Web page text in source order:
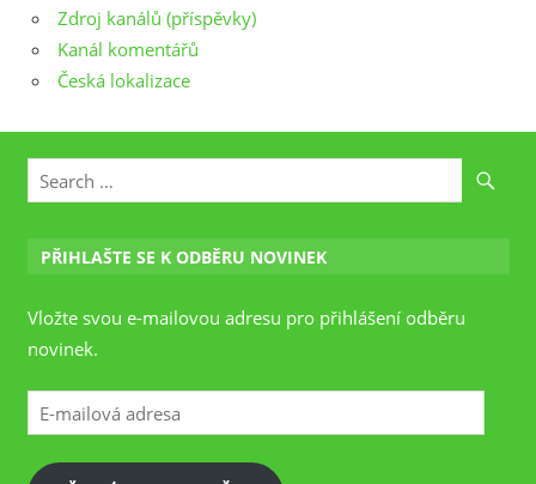
Zdroj kanálů (příspěvky)
Kanál komentářů
Česká lokalizace
PŘIHLAŠTE SE K ODBĚRU NOVINEK
Vložte svou e-mailovou adresu pro přihlášení odběru
novinek.
E-
mailová
adresa